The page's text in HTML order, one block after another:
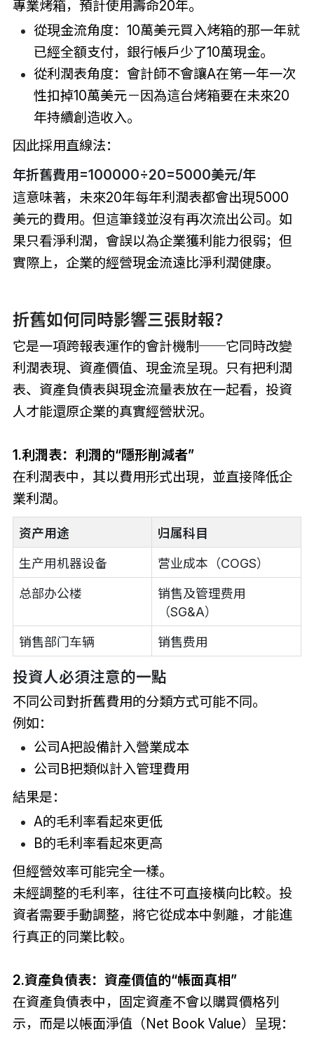
專業烤箱，預計使用壽命20年。
從現金流角度：10萬美元買入烤箱的那一年就
已經全額支付，銀行帳戶少了10萬現金。
從利潤表角度：會計師不會讓A在第一年一次
性扣掉10萬美元－因為這台烤箱要在未來20
年持續創造收入。
因此採用直線法：
年折舊費用=100000÷20=5000美元/年
這意味著，未來20年每年利潤表都會出現5000
美元的費用。但這筆錢並沒有再次流出公司。如
果只看淨利潤，會誤以為企業獲利能力很弱；但
實際上，企業的經營現金流遠比淨利潤健康。
折舊如何同時影響三張財報？
它是一項跨報表運作的會計機制──它同時改變
利潤表現、資產價值、現金流呈現。只有把利潤
表、資產負債表與現金流量表放在一起看，投資
人才能還原企業的真實經營狀況。
1.利潤表：利潤的“隱形削減者”
在利潤表中，其以費用形式出現，並直接降低企
業利潤。
资产用途 归属科目
生产用机器设备 营业成本（COGS）
总部办公楼
销售及管理费用
（SG&A）
销售部门车辆 销售费用
投資人必須注意的一點
不同公司對折舊費用的分類方式可能不同。
例如：
公司A把設備計入營業成本
公司B把類似計入管理費用
結果是：
A的毛利率看起來更低
B的毛利率看起來更高
但經營效率可能完全一樣。
未經調整的毛利率，往往不可直接橫向比較。投
資者需要手動調整，將它從成本中剝離，才能進
行真正的同業比較。
2.資產負債表：資產價值的“帳面真相”
在資產負債表中，固定資產不會以購買價格列
示，而是以帳面淨值（Net Book Value）呈現：